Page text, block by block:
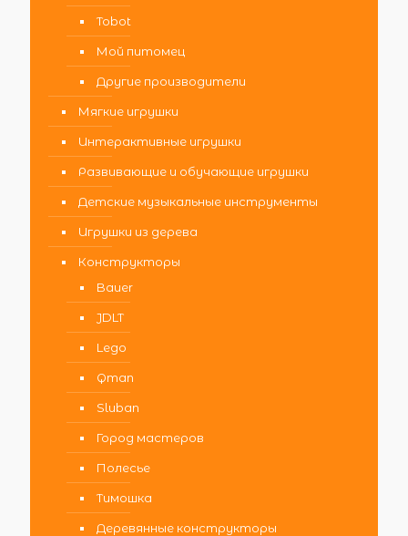
Tobot
Мой питомец
Другие производители
Мягкие игрушки
Интерактивные игрушки
Развивающие и обучающие игрушки
Детские музыкальные инструменты
Игрушки из дерева
Конструкторы
Bauer
JDLT
Lego
Qman
Sluban
Город мастеров
Полесье
Тимошка
Деревянные конструкторы